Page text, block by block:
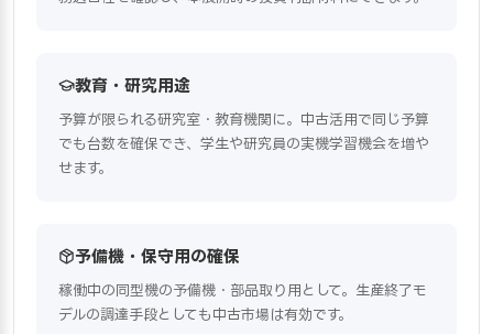
教育・研究用途
予算が限られる研究室・教育機関に。中古活用で同じ予算
でも台数を確保でき、学生や研究員の実機学習機会を増や
せます。
予備機・保守用の確保
稼働中の同型機の予備機・部品取り用として。生産終了モ
デルの調達手段としても中古市場は有効です。